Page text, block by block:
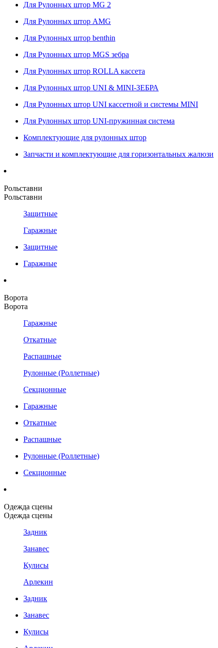
Для Рулонных штор MG 2
Для Рулонных штор AMG
Для Рулонных штор benthin
Для Рулонных штор MGS зебра
Для Рулонных штор ROLLA кассета
Для Рулонных штор UNI & MINI-ЗЕБРА
Для Рулонных штор UNI кассетной и системы MINI
Для Рулонных штор UNI-пружинная система
Комплектующие для рулонных штор
Запчасти и комплектующие для горизонтальных жалюзи
Рольставни
Рольставни
Защитные
Гаражные
Защитные
Гаражные
Ворота
Ворота
Гаражные
Откатные
Распашные
Рулонные (Роллетные)
Секционные
Гаражные
Откатные
Распашные
Рулонные (Роллетные)
Секционные
Одежда сцены
Одежда сцены
Задник
Занавес
Кулисы
Арлекин
Задник
Занавес
Кулисы